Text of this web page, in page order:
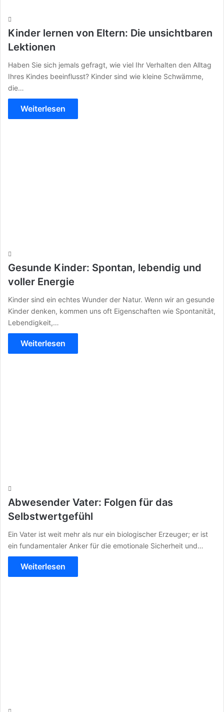
Kinder lernen von Eltern: Die unsichtbaren
Lektionen
Haben Sie sich jemals gefragt, wie viel Ihr Verhalten den Alltag
Ihres Kindes beeinflusst? Kinder sind wie kleine Schwämme,
die…
Weiterlesen
Gesunde Kinder: Spontan, lebendig und
voller Energie
Kinder sind ein echtes Wunder der Natur. Wenn wir an gesunde
Kinder denken, kommen uns oft Eigenschaften wie Spontanität,
Lebendigkeit,…
Weiterlesen
Abwesender Vater: Folgen für das
Selbstwertgefühl
Ein Vater ist weit mehr als nur ein biologischer Erzeuger; er ist
ein fundamentaler Anker für die emotionale Sicherheit und…
Weiterlesen